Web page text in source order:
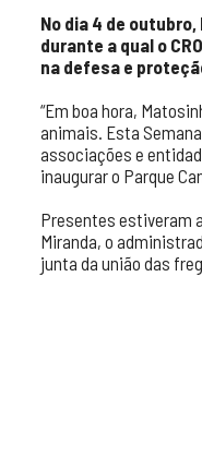
No dia 4 de
durante a qual o
na defesa e
“Em boa hora,
animais. Esta
associações e
inaugurar o Parque
Presentes estiveram
Miranda, o
junta da união das